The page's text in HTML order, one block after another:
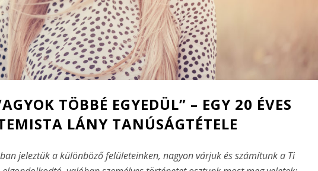
TÖBBÉ EGYEDÜL” – EGY 20 ÉVES
LÁNY TANÚSÁGTÉTELE
jeleztük a különböző felületeinken, nagyon várjuk és számítunk a Ti